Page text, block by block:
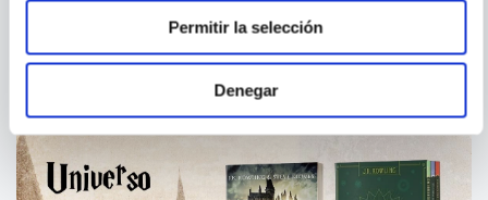
Permitir la selección
Denegar